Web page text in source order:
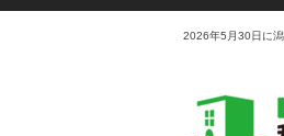
2026年5月30日に